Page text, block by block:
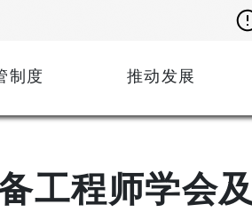
制度 推动发展
工程师学会